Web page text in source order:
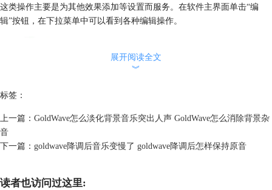
这类操作主要是为其他效果添加等设置而服务。在软件主界面单击“编
辑”按钮，在下拉菜单中可以看到各种编辑操作。
展开阅读全文
︾
标签：
上一篇： GoldWave怎么淡化背景音乐突出人声 GoldWave怎么消除背景杂
音
下一篇： goldwave降调后音乐变慢了 goldwave降调后怎样保持原音
读者也访问过这里: